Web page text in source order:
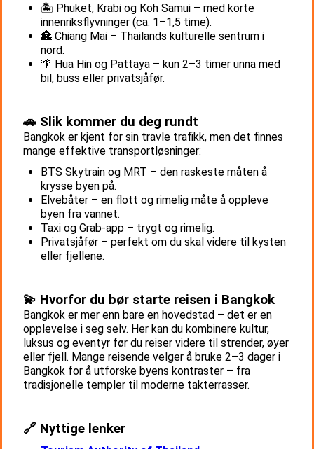
🏝️ Phuket, Krabi og Koh Samui – med korte
innenriksflyvninger (ca. 1–1,5 time).
🏯 Chiang Mai – Thailands kulturelle sentrum i
nord.
🌴 Hua Hin og Pattaya – kun 2–3 timer unna med
bil, buss eller privatsjåfør.
🚗 Slik kommer du deg rundt
Bangkok er kjent for sin travle trafikk, men det finnes
mange effektive transportløsninger:
BTS Skytrain og MRT – den raskeste måten å
krysse byen på.
Elvebåter – en flott og rimelig måte å oppleve
byen fra vannet.
Taxi og Grab-app – trygt og rimelig.
Privatsjåfør – perfekt om du skal videre til kysten
eller fjellene.
💫 Hvorfor du bør starte reisen i Bangkok
Bangkok er mer enn bare en hovedstad – det er en
opplevelse i seg selv. Her kan du kombinere kultur,
luksus og eventyr før du reiser videre til strender, øyer
eller fjell. Mange reisende velger å bruke 2–3 dager i
Bangkok for å utforske byens kontraster – fra
tradisjonelle templer til moderne takterrasser.
🔗 Nyttige lenker